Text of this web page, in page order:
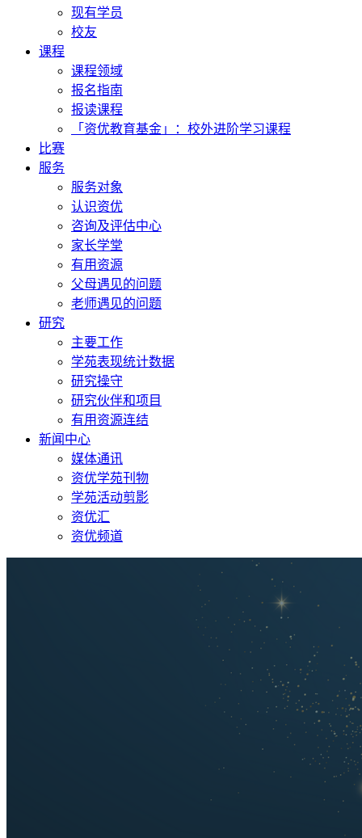
现有学员
校友
课程
课程领域
报名指南
报读课程
「资优教育基金」：校外进阶学习课程
比赛
服务
服务对象
认识资优
咨询及评估中心
家长学堂
有用资源
父母遇见的问题
老师遇见的问题
研究
主要工作
学苑表现统计数据
研究操守
研究伙伴和项目
有用资源连结
新闻中心
媒体通讯
资优学苑刊物
学苑活动剪影
资优汇
资优频道